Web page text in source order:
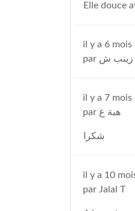
Elle douce
il y a 6 mois
par زينب ش
il y a 7 mois
par هبة غ
شكرا
il y a 10
par Jalal T